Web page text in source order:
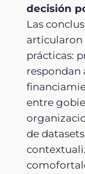
decisión
Las
articularon
prácticas:
respondan
entre
de